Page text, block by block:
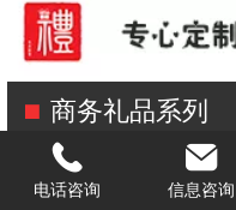
商务礼品系列
电话咨询 信息咨询